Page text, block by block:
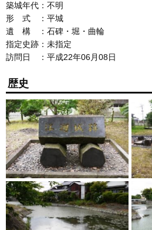
築城年代：不明
形 式 ：平城
遺 構 ：石碑・堀・曲輪
指定史跡：未指定
訪問日 ：平成22年06月08日
歴史